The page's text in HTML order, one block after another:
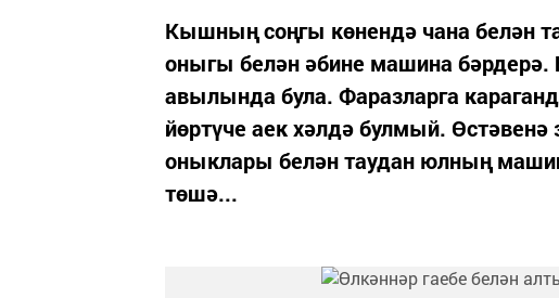
Кышның соңгы көнендә чана белән
оныгы белән әбине машина
авылында була. Фаразларга
йөртүче аек хәлдә булмый. Өстәвенә
оныклары белән таудан юлның
төшә...